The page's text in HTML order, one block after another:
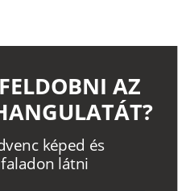
venc képed és
faladon látni
AZ